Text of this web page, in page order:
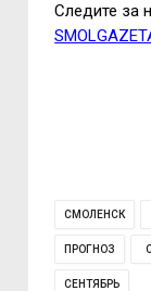
Следите за
СМОЛЕНСК
ПРОГНОЗ
СЕНТЯБРЬ